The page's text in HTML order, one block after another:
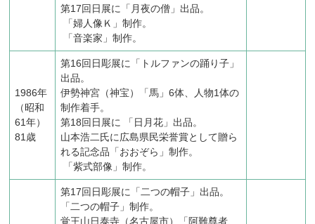
第17回日展に「月夜の僧」出品。
「婦人像Ｋ」制作。
「音楽家」制作。
1986年
（昭和
61年）
81歳
第16回日彫展に「トルファンの踊り子」
出品。
伊勢神宮（神宝）「馬」6体、人物1体の
制作着手。
第18回日展に 「日月花」出品。
山本浩二氏に広島県民栄誉賞として贈ら
れる記念品「おおぞら」制作。
「紫式部像」制作。
第17回日彫展に「二つの帽子」出品。
「二つの帽子」制作。
覚王山日泰寺（名古屋市）「阿難尊者、